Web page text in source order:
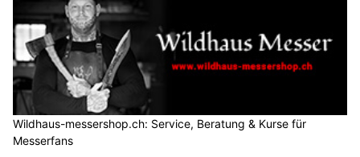
Wildhaus-messershop.ch: Service, Beratung & Kurse für
Messerfans